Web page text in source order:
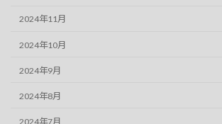
2024年11月
2024年10月
2024年9月
2024年8月
2024年7月